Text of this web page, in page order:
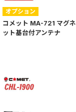
オプション
コメット MA-721 マグネ
ット基台付アンテナ